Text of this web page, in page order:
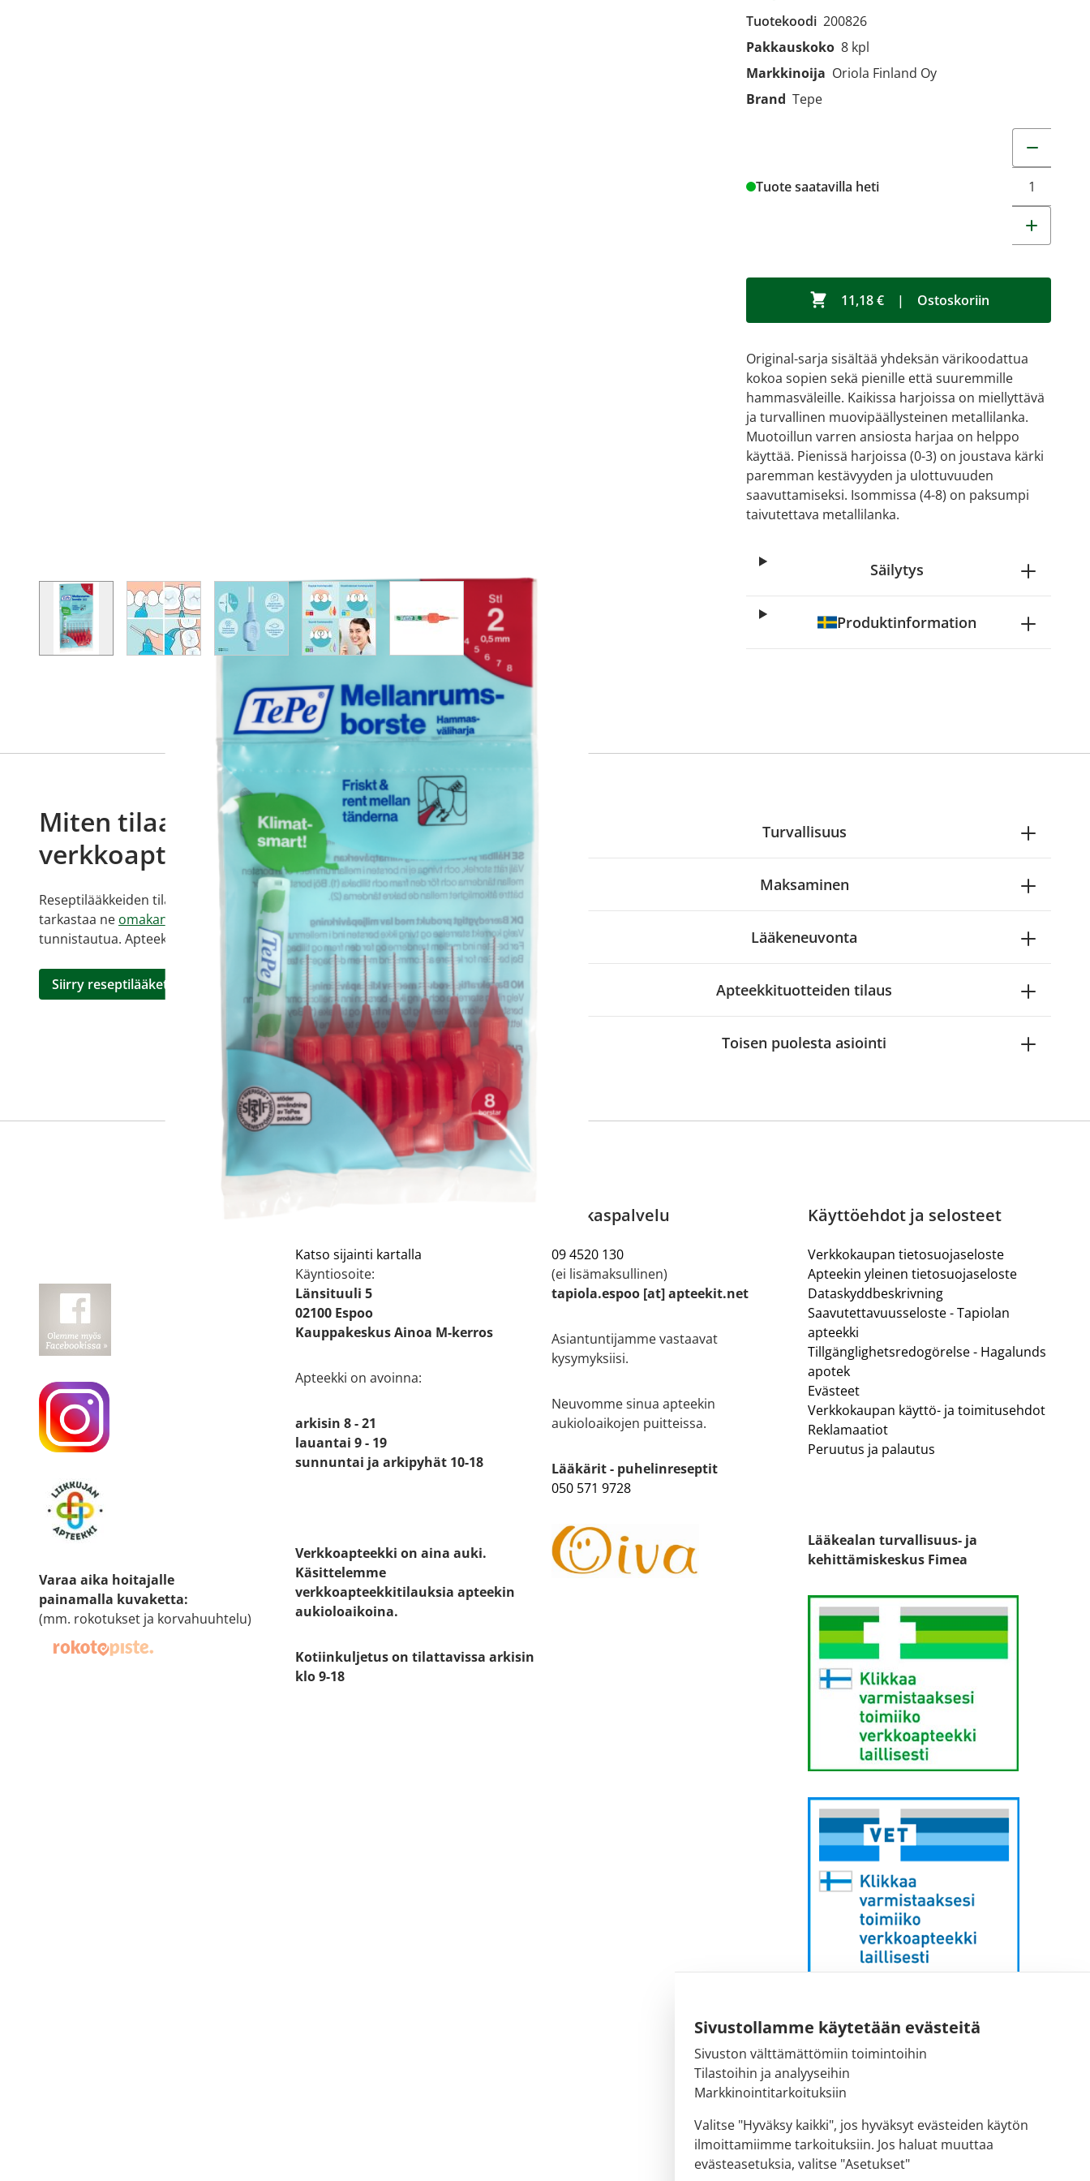
Sivustollamme käytetään evästeitä
Sivuston välttämättömiin toimintoihin
Tilastoihin ja analyyseihin
Markkinointitarkoituksiin
Valitse "Hyväksy kaikki", jos hyväksyt evästeiden käytön
ilmoittamiimme tarkoituksiin. Jos haluat muuttaa
evästeasetuksia, valitse "Asetukset"
View larger imageView larger imageView larger imageView larger imageView larger image
Tuotekoodi 200826
Pakkauskoko 8 kpl
Markkinoija Oriola Finland Oy
Brand Tepe
Tuote saatavilla heti
11,18 € | Ostoskoriin
Original-sarja sisältää yhdeksän värikoodattua
kokoa sopien sekä pienille että suuremmille
hammasväleille. Kaikissa harjoissa on miellyttävä
ja turvallinen muovipäällysteinen metallilanka.
Muotoillun varren ansiosta harjaa on helppo
käyttää. Pienissä harjoissa (0-3) on joustava kärki
paremman kestävyyden ja ulottuvuuden
saavuttamiseksi. Isommissa (4-8) on paksumpi
taivutettava metallilanka.
Säilytys
Produktinformation
Miten tilaan reseptilääkkeitä
verkkoapteekista?
Reseptilääkkeiden tilaaminen edellyttää voimassa olevaa reseptiä, ja voit
tarkastaa ne omakanta.fi
-palvelusta. Tilausta varten sinun pitää ensin
tunnistautua. Apteekki käsittelee tilauksesi, jonka jälkeen voit maksaa ostoksesi.
Siirry reseptilääketilaukseen
Turvallisuus
Maksaminen
Lääkeneuvonta
Apteekkituotteiden tilaus
Toisen puolesta asiointi
Varaa aika hoitajalle
painamalla kuvaketta:
(mm. rokotukset ja korvahuuhtelu)
Katso sijainti kartalla
Käyntiosoite:
Länsituuli 5
02100 Espoo
Kauppakeskus Ainoa M-kerros
Apteekki on avoinna:
arkisin 8 - 21
lauantai 9 - 19
sunnuntai ja arkipyhät 10-18
Verkkoapteekki on aina auki.
Käsittelemme
verkkoapteekkitilauksia apteekin
aukioloaikoina.
Kotiinkuljetus on tilattavissa arkisin
klo 9-18
Asiakaspalvelu
09 4520 130
(ei lisämaksullinen)
tapiola.espoo [at] apteekit.net
Asiantuntijamme vastaavat
kysymyksiisi.
Neuvomme sinua apteekin
aukioloaikojen puitteissa.
Lääkärit - puhelinreseptit
050 571 9728
Käyttöehdot ja selosteet
Verkkokaupan tietosuojaseloste
Apteekin yleinen tietosuojaseloste
Dataskyddbeskrivning
Saavutettavuusseloste - Tapiolan
apteekki
Tillgänglighetsredogörelse - Hagalunds
apotek
Evästeet
Verkkokaupan käyttö- ja toimitusehdot
Reklamaatiot
Peruutus ja palautus
Lääkealan turvallisuus- ja
kehittämiskeskus Fimea
kirjaamo [at] fimea.fi
Fimean vaihde:
029 522 3341